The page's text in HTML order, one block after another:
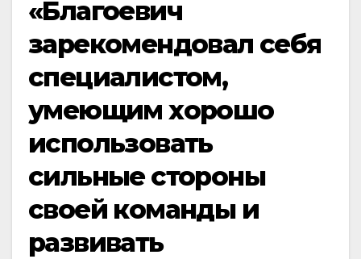
«Благоевич
зарекомендовал себя
специалистом,
умеющим хорошо
использовать
сильные стороны
своей команды и
развивать